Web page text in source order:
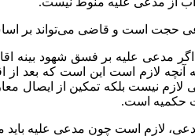
حجت است و قاضی می‌تواند بر
علیه بر فسق شهود بینه
است این است که بعد از
لازم نیست بلکه تمکین از
حکمیه است.
لازم است چون مدعی علیه باید